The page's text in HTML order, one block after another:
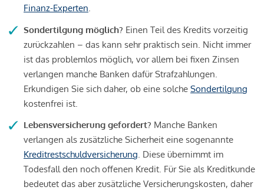
Finanz-Experten.
Sondertilgung möglich? Einen Teil des Kredits vorzeitig
zurückzahlen – das kann sehr praktisch sein. Nicht immer
ist das problemlos möglich, vor allem bei fixen Zinsen
verlangen manche Banken dafür Strafzahlungen.
Erkundigen Sie sich daher, ob eine solche Sondertilgung
kostenfrei ist.
Lebensversicherung gefordert? Manche Banken
verlangen als zusätzliche Sicherheit eine sogenannte
Kreditrestschuldversicherung. Diese übernimmt im
Todesfall den noch offenen Kredit. Für Sie als Kreditkunde
bedeutet das aber zusätzliche Versicherungskosten, daher